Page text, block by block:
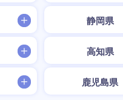
静岡県
高知県
鹿児島県